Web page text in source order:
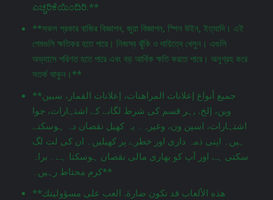
ಎಚ್ಚರಿಕೆಯಿಂದಿರಿ.**
**সকল প্রকার বাজির বিজ্ঞাপন, জুয়া বিজ্ঞাপন, স্পিন উইন, ইত্যাদি। এই
গেমগুলি ক্ষতিকর হতে পারে। নিজস্ব ঝুঁকি ও দায়িত্বে খেলুন। এগুলি
অভ্যাসে পরিণত হতে পারে এবং বড় আর্থিক ক্ষতি করতে পারে। অনুগ্রহ করে
সতর্ক থাকুন।**
**جميع أنواع إعلانات المراهنات، إعلانات القمار، سبين
وين، إلخ. ,ہر قسم کی شرط لگانے کے اشتہارات، جوا
اشتہارات، اسپن ون، وغیرہ۔ یہ کھیل نقصان دہ ہوسکتے
ہیں۔ اپنی ذمہ داری اور خطرے پر کھیلیں۔ ان کی لت لگ
سکتی ہے اور آپ کو بھاری مالی نقصان ہوسکتا ہے۔ براہ
کرم محتاط رہیں۔**
**هذه الألعاب قد تكون ضارة. العب على مسؤوليتك